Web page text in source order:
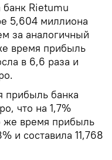
банк Rietumu
5,604 миллиона
за аналогичный
время прибыль
в 6,6 раза и
прибыль банка
что на 1,7%
же время прибыль
и составила 11,768